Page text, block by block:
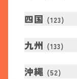
四国 (123)
九州 (133)
沖縄 (52)